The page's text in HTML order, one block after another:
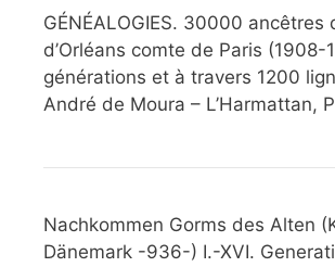
GÉNÉALOGIES. 30000 ancêtres
d’Orléans comte de Paris (1908-
générations et à travers 1200
André de Moura – L’Harmattan,
Nachkommen Gorms des Alten
Dänemark -936-) I.-XVI.